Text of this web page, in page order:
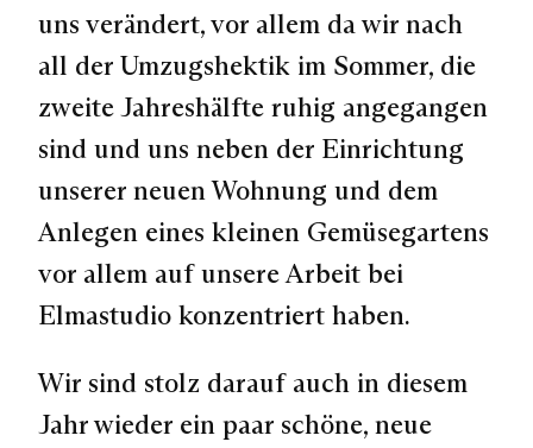
uns verändert, vor allem da wir nach
all der Umzugshektik im Sommer, die
zweite Jahreshälfte ruhig angegangen
sind und uns neben der Einrichtung
unserer neuen Wohnung und dem
Anlegen eines kleinen Gemüsegartens
vor allem auf unsere Arbeit bei
Elmastudio konzentriert haben.
Wir sind stolz darauf auch in diesem
Jahr wieder ein paar schöne, neue